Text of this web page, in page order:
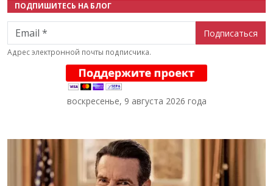
ПОДПИШИТЕСЬ НА БЛОГ
Email
Адрес электронной почты подписчика.
воскресенье, 9 августа 2026 года